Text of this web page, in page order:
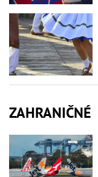
ZAHRANIČNÉ